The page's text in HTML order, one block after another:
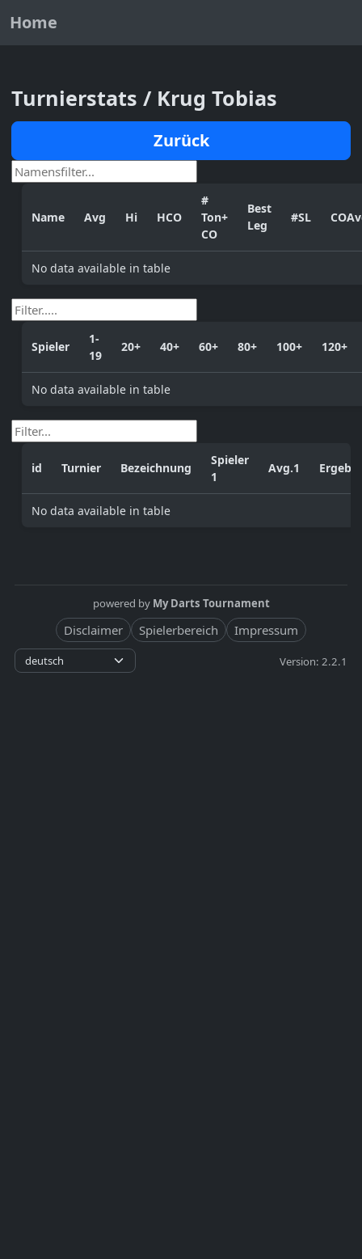
Home
Turnierstats / Krug Tobias
Zurück
Name Avg Hi HCO
#
Ton+
CO
Best
Leg
#SL
No data available in table
Spieler
1-
19
20+ 40+ 60+ 80+ 100+ 120+
No data available in table
id Turnier Bezeichnung
Spieler
1
Avg.1
No data available in table
powered by My Darts Tournament
Disclaimer Spielerbereich Impressum
Version: 2.2.1